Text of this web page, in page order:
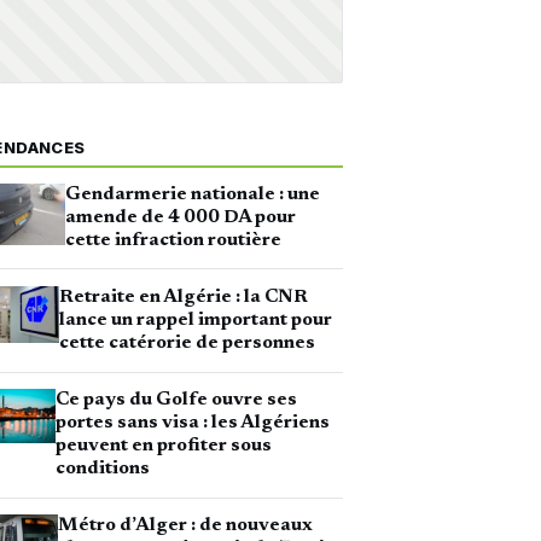
Gendarmerie nationale : une
amende de 4 000 DA pour
cette infraction routière
Retraite en Algérie : la CNR
lance un rappel important pour
cette catérorie de personnes
Ce pays du Golfe ouvre ses
portes sans visa : les Algériens
peuvent en profiter sous
conditions
Métro d’Alger : de nouveaux